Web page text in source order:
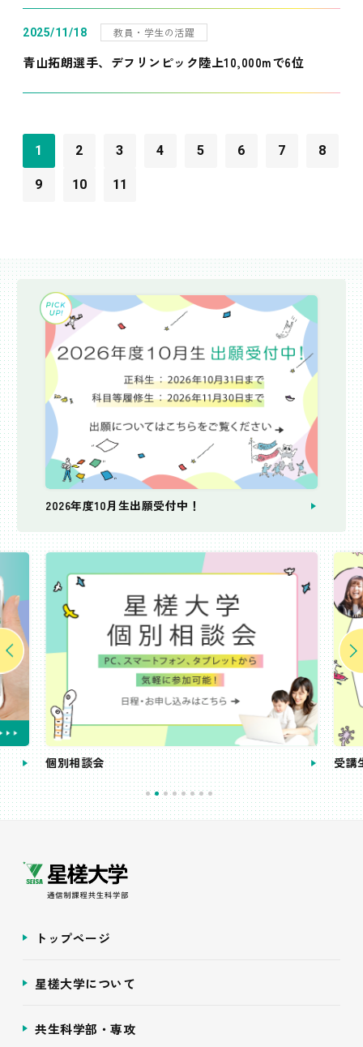
2025/11/18 教員・学生の活躍
青山拓朗選手、デフリンピック陸上10,000mで6位
1 2 3 4 5 6 7 8
9 10 11
2026年度10月生出願受付中！
個別相談会 受講
トップページ
星槎大学について
共生科学部・専攻